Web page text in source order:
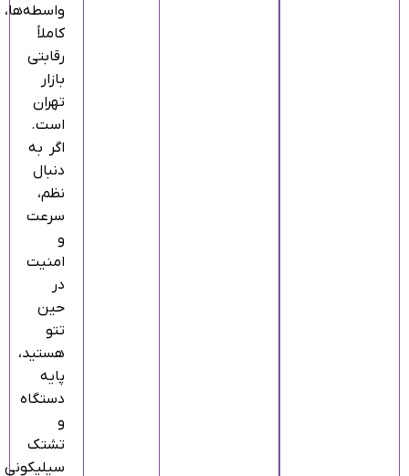
واسطه‌ها،
کاملاً
رقابتی
بازار
تهران
است.
اگر به
دنبال
نظم،
سرعت
و
امنیت
در
حین
تتو
هستید،
پایه
دستگاه
و
تشتک
سیلیکونی